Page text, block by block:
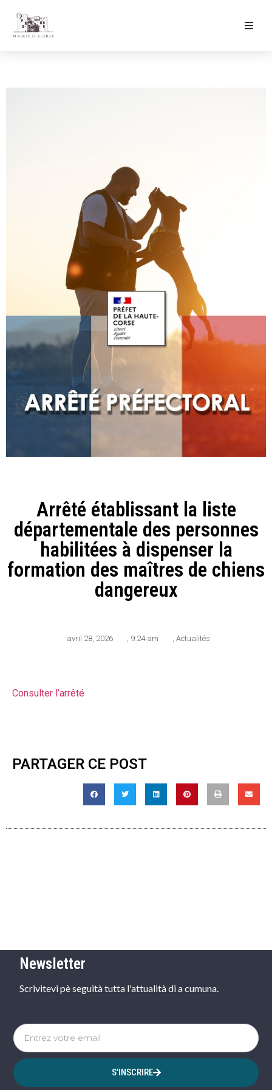
Arrêté établissant la liste
départementale des personnes
habilitées à dispenser la
formation des maîtres de chiens
dangereux
avril 28, 2026 , 9:24 am , Actualités
Consulter l’arrêté
PARTAGER CE POST
Newsletter
Scrivitevi pè seguità tutta l'attualità di a cumuna.
S'INSCRIRE